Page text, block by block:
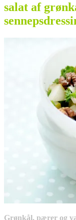
salat af
Grønkål, pærer og